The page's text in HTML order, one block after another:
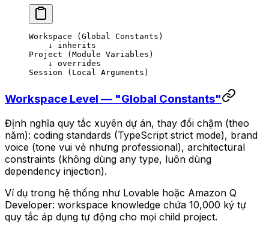
Workspace (Global Constants)
    ↓ inherits
Project (Module Variables)
    ↓ overrides
Session (Local Arguments)
Workspace Level — "Global Constants"
Định nghĩa quy tắc xuyên dự án, thay đổi chậm (theo
năm): coding standards (TypeScript strict mode), brand
voice (tone vui vẻ nhưng professional), architectural
constraints (không dùng any type, luôn dùng
dependency injection).
Ví dụ trong hệ thống như Lovable hoặc Amazon Q
Developer: workspace knowledge chứa 10,000 ký tự
quy tắc áp dụng tự động cho mọi child project.